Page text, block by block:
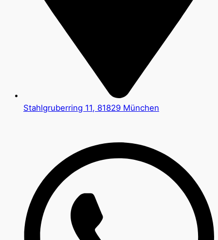
Stahlgruberring 11, 81829 München